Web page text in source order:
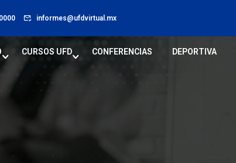
informes@ufdvirtual.mx
CURSOS UFD CONFERENCIAS DEPORTIVA